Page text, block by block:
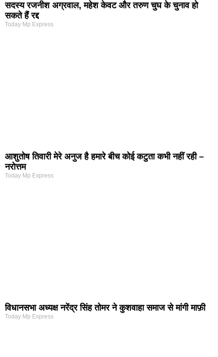
सदस्य रजनीश अग्रवाल, महेश केवट और तरुण चुघ के चुनाव हो
सकते हैं रद्द
Today Mp Express
आशुतोष तिवारी मेरे अनुज है हमारे बीच कोई कटुता कभी नहीं रही –
नरोत्तम
Today Mp Express
विधानसभा अध्यक्ष नरेंद्र सिंह तोमर ने कुशवाहा समाज से मांगी माफ़ी
Today Mp Express